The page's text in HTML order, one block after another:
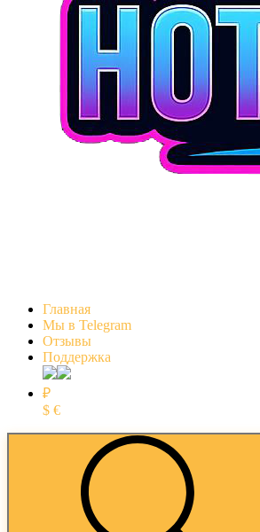
Главная
Мы в Telegram
Отзывы
Поддержка
₽
$ €